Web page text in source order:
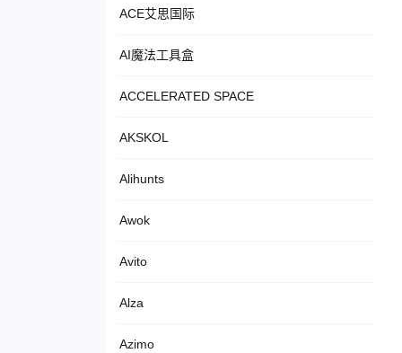
ACE艾思国际
AI魔法工具盒
ACCELERATED SPACE
AKSKOL
Alihunts
Awok
Avito
Alza
Azimo